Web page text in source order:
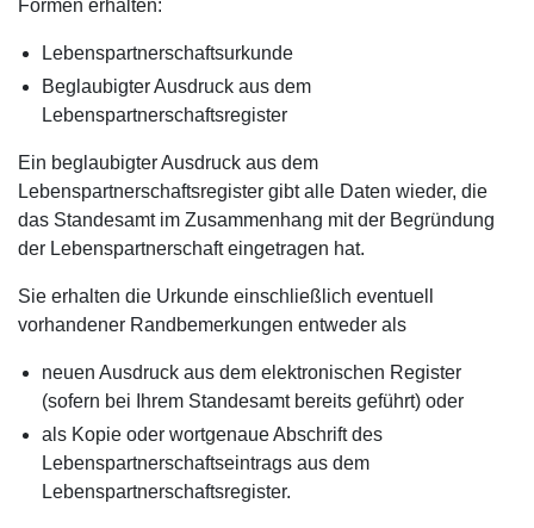
Formen erhalten:
Lebenspartnerschaftsurkunde
Beglaubigter Ausdruck aus dem
Lebenspartnerschaftsregister
Ein beglaubigter Ausdruck aus dem
Lebenspartnerschaftsregister gibt alle Daten wieder, die
das Standesamt im Zusammenhang mit der Begründung
der Lebenspartnerschaft eingetragen hat.
Sie erhalten die Urkunde einschließlich eventuell
vorhandener Randbemerkungen entweder als
neuen Ausdruck aus dem elektronischen Register
(sofern bei Ihrem Standesamt bereits geführt) oder
als Kopie oder wortgenaue Abschrift des
Lebenspartnerschaftseintrags aus dem
Lebenspartnerschaftsregister.